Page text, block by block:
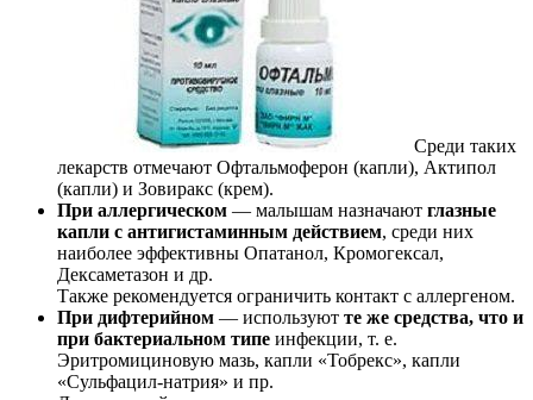
Среди таких
лекарств отмечают Офтальмоферон (капли), Актипол
(капли) и Зовиракс (крем).
При аллергическом — малышам назначают глазные
капли с антигистаминным действием, среди них
наиболее эффективны Опатанол, Кромогексал,
Дексаметазон и др.
Также рекомендуется ограничить контакт с аллергеном.
При дифтерийном — используют те же средства, что и
при бактериальном типе инфекции, т. е.
Эритромициновую мазь, капли «Тобрекс», капли
«Сульфацил-натрия» и пр.